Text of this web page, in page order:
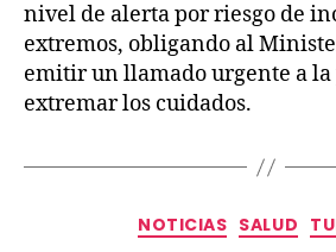
nivel de alerta por riesgo de
extremos, obligando al
emitir un llamado urgente a
extremar los cuidados.
NOTICIAS SALUD